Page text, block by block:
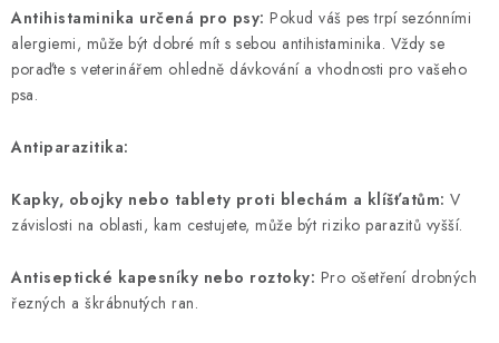
Antihistaminika určená pro psy: Pokud váš pes trpí sezónními
alergiemi, může být dobré mít s sebou antihistaminika. Vždy se
poraďte s veterinářem ohledně dávkování a vhodnosti pro vašeho
psa.
Antiparazitika:
Kapky, obojky nebo tablety proti blechám a klíšťatům: V
závislosti na oblasti, kam cestujete, může být riziko parazitů vyšší.
Antiseptické kapesníky nebo roztoky: Pro ošetření drobných
řezných a škrábnutých ran.